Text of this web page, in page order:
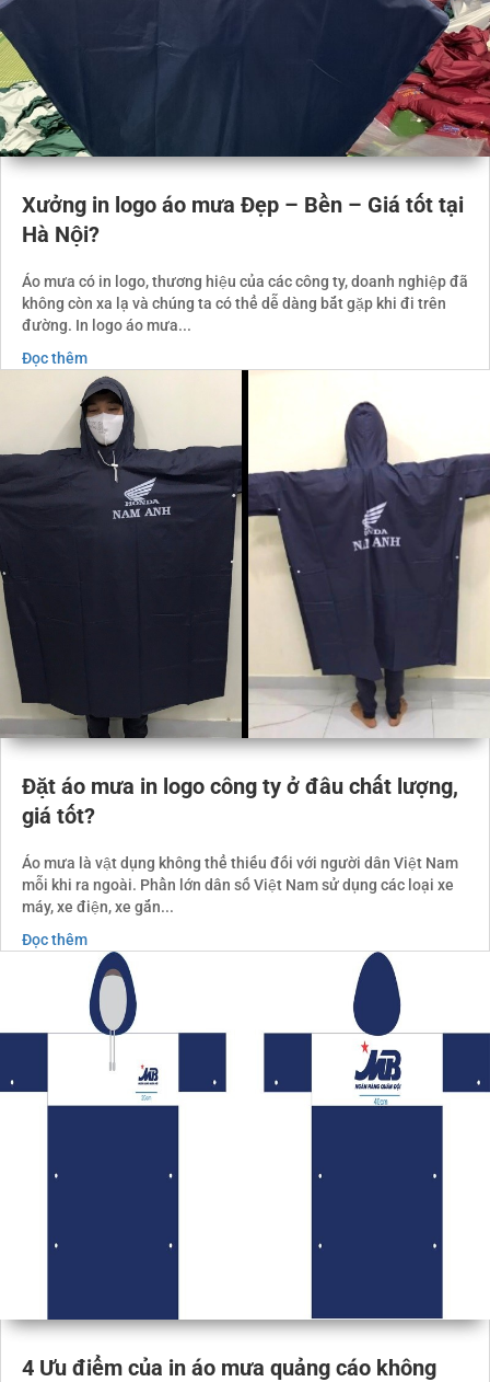
Xưởng in logo áo mưa Đẹp – Bền – Giá tốt tại
Hà Nội?
Áo mưa có in logo, thương hiệu của các công ty, doanh nghiệp đã
không còn xa lạ và chúng ta có thể dễ dàng bắt gặp khi đi trên
đường. In logo áo mưa...
Đọc thêm
Đặt áo mưa in logo công ty ở đâu chất lượng,
giá tốt?
Áo mưa là vật dụng không thể thiếu đối với người dân Việt Nam
mỗi khi ra ngoài. Phần lớn dân số Việt Nam sử dụng các loại xe
máy, xe điện, xe gắn...
Đọc thêm
4 Ưu điểm của in áo mưa quảng cáo không